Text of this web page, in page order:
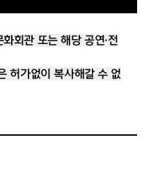
회관 또는 해당 공연·전
허가없이 복사해갈 수 없